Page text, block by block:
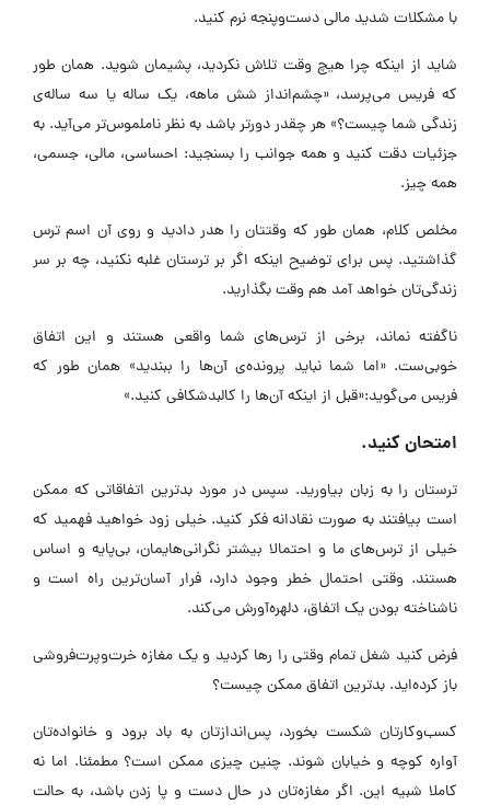
با مشکلات شدید مالی دست‌و‌پنجه نرم کنید.
شاید از اینکه چرا هیچ وقت تلاش نکردید، پشیمان شوید. همان طور
که فریس می‌پرسد، «چشم‌انداز شش ماهه، یک ساله یا سه ساله‌ی
زندگی شما چیست؟» هر چقدر دورتر باشد به نظر ناملموس‌تر می‌آید. به
جزئیات دقت کنید و همه جوانب را بسنجید: احساسی، مالی، جسمی،
همه چیز.
مخلص کلام، همان طور که وقتتان را هدر دادید و روی آن اسم ترس
گذاشتید. پس برای توضیح اینکه اگر بر ترستان غلبه نکنید، چه بر سر
زندگی‌تان خواهد آمد هم وقت بگذارید.
ناگفته نماند، برخی از ترس‌های شما واقعی هستند و این اتفاق
خوبی‌ست. «اما شما نباید پرونده‌ی آن‌ها را ببندید» همان طور که
فریس می‌گوید:«قبل از اینکه آن‌ها را کالبدشکافی کنید.»
امتحان کنید.
ترستان را به زبان بیاورید. سپس در مورد بدترین اتفاقاتی که ممکن
است بیافتند به صورت نقادانه فکر کنید. خیلی زود خواهید فهمید که
خیلی از ترس‌های ما و احتمالا بیشتر نگرانی‌هایمان، بی‌پایه ‌و ‌اساس
هستند. وقتی احتمال خطر وجود دارد، فرار آسان‌ترین راه است و
ناشناخته بودن یک اتفاق، دلهره‌آورش می‌کند.
فرض کنید شغل تمام‌ وقتی را رها کردید و یک مغازه خرت‌و‌پرت‌فروشی
باز کرده‌اید. بدترین اتفاق ممکن چیست؟
کسب‌و‌کارتان شکست بخورد، پس‌اندازتان به باد برود و خانواده‌تان
آواره کوچه و خیابان شوند. چنین چیزی ممکن است؟ مطمئنا. اما نه
کاملا شبیه این. اگر مغازه‌تان در حال دست و پا زدن باشد، به حالت